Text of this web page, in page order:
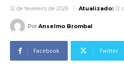
12 de fevereiro de 2026 Atualizado: 12
Por Anselmo Brombal
Facebook Twitter